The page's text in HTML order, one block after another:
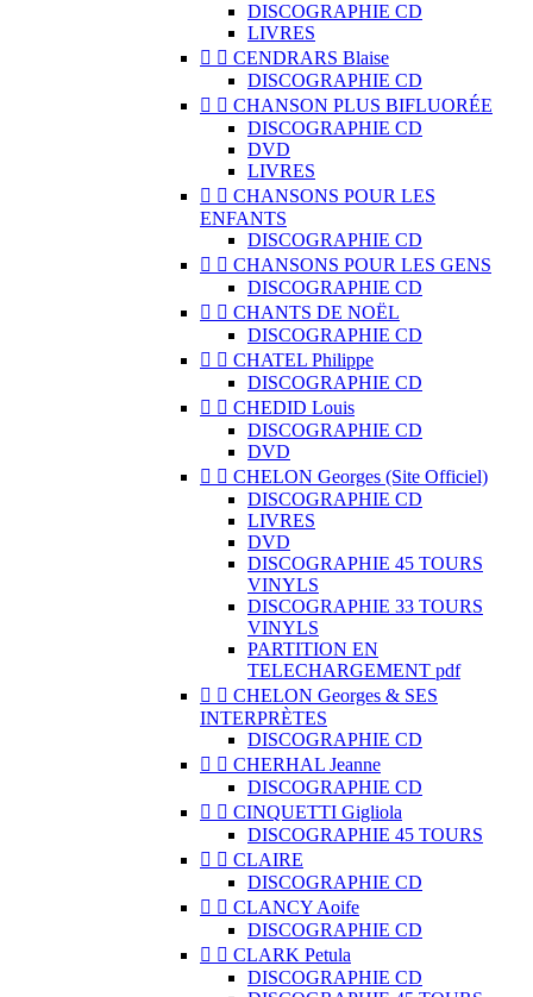
DISCOGRAPHIE CD
LIVRES
  CENDRARS Blaise
DISCOGRAPHIE CD
  CHANSON PLUS BIFLUORÉE
DISCOGRAPHIE CD
DVD
LIVRES
  CHANSONS POUR LES
ENFANTS
DISCOGRAPHIE CD
  CHANSONS POUR LES GENS
DISCOGRAPHIE CD
  CHANTS DE NOËL
DISCOGRAPHIE CD
  CHATEL Philippe
DISCOGRAPHIE CD
  CHEDID Louis
DISCOGRAPHIE CD
DVD
  CHELON Georges (Site Officiel)
DISCOGRAPHIE CD
LIVRES
DVD
DISCOGRAPHIE 45 TOURS
VINYLS
DISCOGRAPHIE 33 TOURS
VINYLS
PARTITION EN
TELECHARGEMENT pdf
  CHELON Georges & SES
INTERPRÈTES
DISCOGRAPHIE CD
  CHERHAL Jeanne
DISCOGRAPHIE CD
  CINQUETTI Gigliola
DISCOGRAPHIE 45 TOURS
  CLAIRE
DISCOGRAPHIE CD
  CLANCY Aoife
DISCOGRAPHIE CD
  CLARK Petula
DISCOGRAPHIE CD